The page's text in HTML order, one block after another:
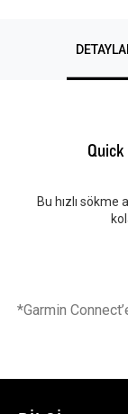
Bu hızlı
*Garmin